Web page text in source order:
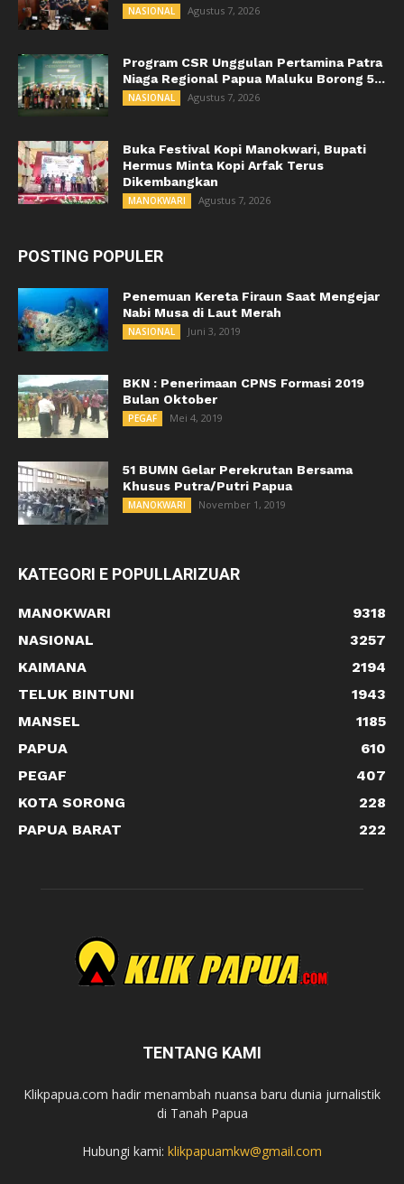
NASIONAL Agustus 7, 2026
Program CSR Unggulan Pertamina Patra
Niaga Regional Papua Maluku Borong 5...
NASIONAL Agustus 7, 2026
Buka Festival Kopi Manokwari, Bupati
Hermus Minta Kopi Arfak Terus
Dikembangkan
MANOKWARI Agustus 7, 2026
POSTING POPULER
Penemuan Kereta Firaun Saat Mengejar
Nabi Musa di Laut Merah
NASIONAL Juni 3, 2019
BKN : Penerimaan CPNS Formasi 2019
Bulan Oktober
PEGAF Mei 4, 2019
51 BUMN Gelar Perekrutan Bersama
Khusus Putra/Putri Papua
MANOKWARI November 1, 2019
KATEGORI E POPULLARIZUAR
MANOKWARI
9318
NASIONAL
3257
KAIMANA
2194
TELUK BINTUNI
1943
MANSEL
1185
PAPUA
610
PEGAF
407
KOTA SORONG
228
PAPUA BARAT
222
TENTANG KAMI
Klikpapua.com hadir menambah nuansa baru dunia jurnalistik
di Tanah Papua
Hubungi kami: klikpapuamkw@gmail.com